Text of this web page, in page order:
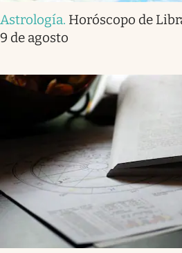
Astrología. Horóscopo de
9 de agosto